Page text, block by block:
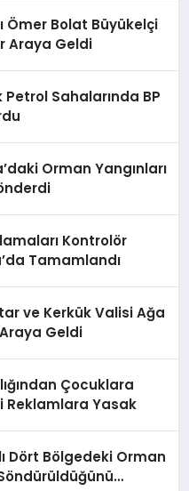
Ömer Bolat Büyükelçi
Araya Geldi
Petrol Sahalarında BP
Orman Yangınları
Kontrolör
Tamamlandı
ve Kerkük Valisi Ağa
Geldi
Çocuklara
Reklamlara Yasak
Dört Bölgedeki Orman